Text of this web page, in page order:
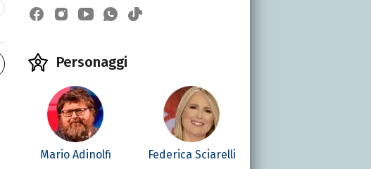
Personaggi
Mario Adinolfi Federica Sciarelli